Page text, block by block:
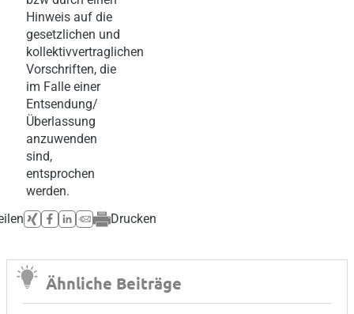
Hinweis auf die
gesetzlichen und
kollektivvertraglichen
Vorschriften, die
im Falle einer
Entsendung/
Überlassung
anzuwenden
sind,
entsprochen
werden.
Drucken
Ähnliche Beiträge